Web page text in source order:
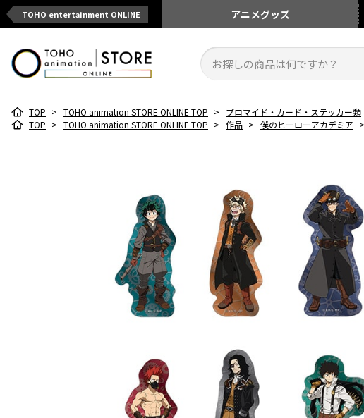
TOHO entertainment ONLINE アニメグッズ
TOP > TOHO animation STORE ONLINE TOP > ブロマイド・カード・ステッカー類
TOP > TOHO animation STORE ONLINE TOP > 作品 > 僕のヒーローアカデミア >